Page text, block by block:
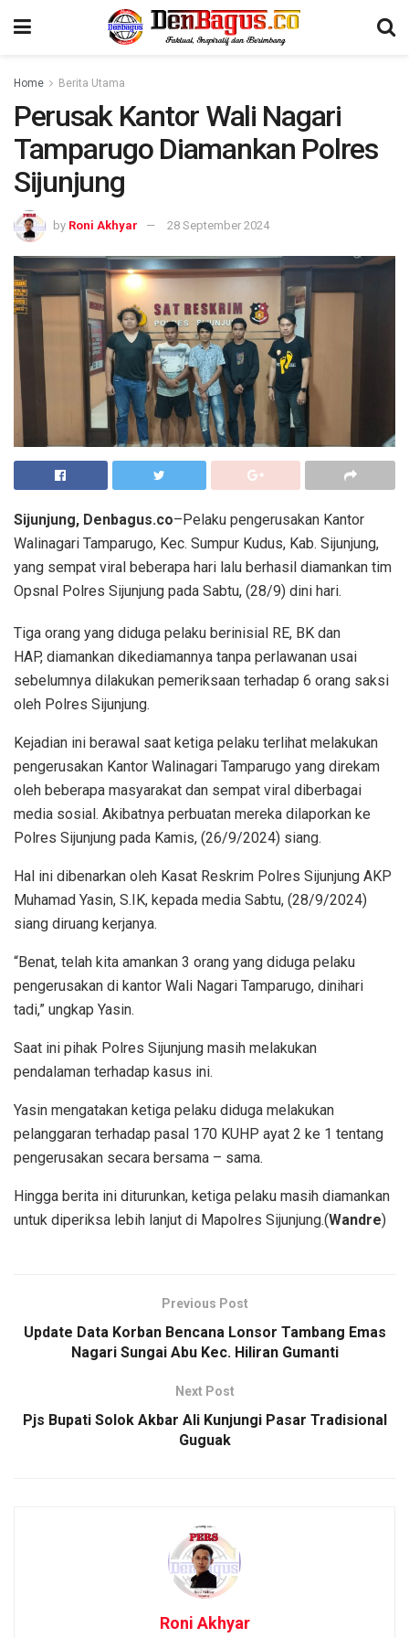
Home Berita Utama
Perusak Kantor Wali Nagari
Tamparugo Diamankan Polres
Sijunjung
by Roni Akhyar 28 September 2024
Sijunjung, Denbagus.co–Pelaku pengerusakan Kantor
Walinagari Tamparugo, Kec. Sumpur Kudus, Kab. Sijunjung,
yang sempat viral beberapa hari lalu berhasil diamankan tim
Opsnal Polres Sijunjung pada Sabtu, (28/9) dini hari.
Tiga orang yang diduga pelaku berinisial RE, BK dan
HAP, diamankan dikediamannya tanpa perlawanan usai
sebelumnya dilakukan pemeriksaan terhadap 6 orang saksi
oleh Polres Sijunjung.
Kejadian ini berawal saat ketiga pelaku terlihat melakukan
pengerusakan Kantor Walinagari Tamparugo yang direkam
oleh beberapa masyarakat dan sempat viral diberbagai
media sosial. Akibatnya perbuatan mereka dilaporkan ke
Polres Sijunjung pada Kamis, (26/9/2024) siang.
Hal ini dibenarkan oleh Kasat Reskrim Polres Sijunjung AKP
Muhamad Yasin, S.IK, kepada media Sabtu, (28/9/2024)
siang diruang kerjanya.
“Benat, telah kita amankan 3 orang yang diduga pelaku
pengerusakan di kantor Wali Nagari Tamparugo, dinihari
tadi,” ungkap Yasin.
Saat ini pihak Polres Sijunjung masih melakukan
pendalaman terhadap kasus ini.
Yasin mengatakan ketiga pelaku diduga melakukan
pelanggaran terhadap pasal 170 KUHP ayat 2 ke 1 tentang
pengerusakan secara bersama – sama.
Hingga berita ini diturunkan, ketiga pelaku masih diamankan
untuk diperiksa lebih lanjut di Mapolres Sijunjung.(Wandre)
Previous Post
Update Data Korban Bencana Lonsor Tambang Emas
Nagari Sungai Abu Kec. Hiliran Gumanti
Next Post
Pjs Bupati Solok Akbar Ali Kunjungi Pasar Tradisional
Guguak
Roni Akhyar